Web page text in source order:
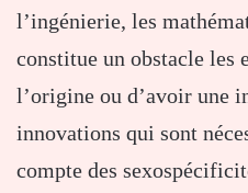
l’ingénierie, les
constitue un obstacle les
l’origine ou d’avoir une
innovations qui sont
compte des